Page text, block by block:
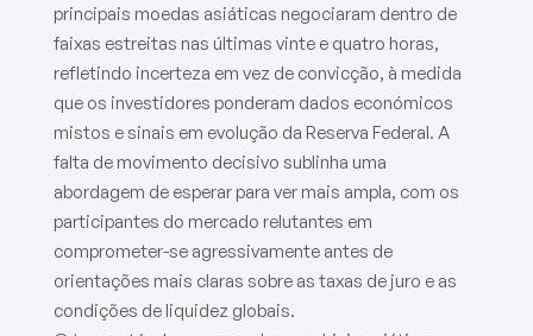
principais moedas asiáticas negociaram dentro de
faixas estreitas nas últimas vinte e quatro horas,
refletindo incerteza em vez de convicção, à medida
que os investidores ponderam dados económicos
mistos e sinais em evolução da Reserva Federal. A
falta de movimento decisivo sublinha uma
abordagem de esperar para ver mais ampla, com os
participantes do mercado relutantes em
comprometer-se agressivamente antes de
orientações mais claras sobre as taxas de juro e as
condições de liquidez globais.